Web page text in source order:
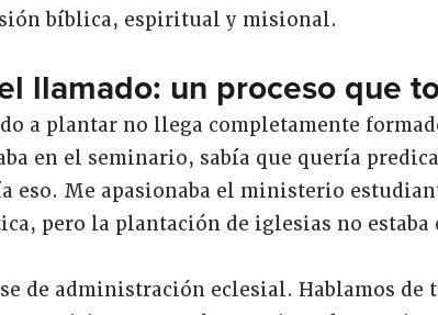
bíblica, espiritual y misional.
llamado: un proceso que
a plantar no llega completamente
en el seminario, sabía que quería
eso. Me apasionaba el ministerio
pero la plantación de iglesias no estaba
de administración eclesial. Hablamos de